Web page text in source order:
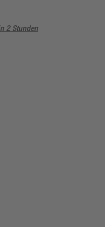
2 Stunden